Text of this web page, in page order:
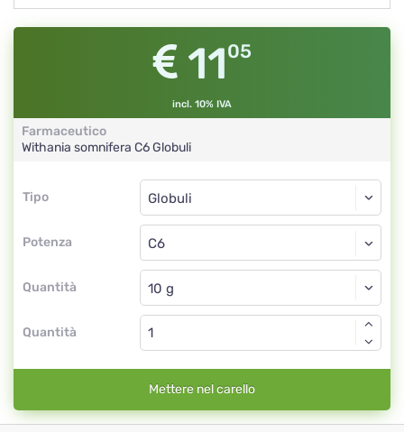
1105
incl. 10% IVA
Farmaceutico
Withania somnifera C6Globuli
Tipo
Tipo
Potenza
Globuli
C6
Quantità
Globuli
Quantità
Mettere nel carello